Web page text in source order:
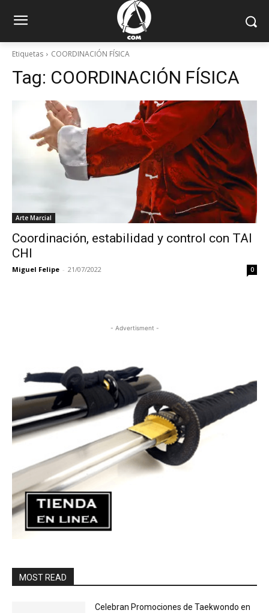
Etiquetas COORDINACIÓN FÍSICA
Tag: COORDINACIÓN FÍSICA
Arte Marcial
Coordinación, estabilidad y control con TAI
CHI
Miguel Felipe - 21/07/2022 0
- Advertisment -
MOST READ
Celebran Promociones de Taekwondo en